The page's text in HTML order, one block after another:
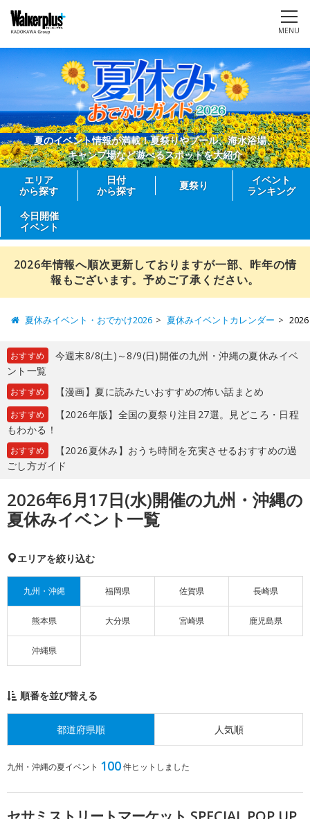
MENU
夏のイベント情報が満載！夏祭りやプール、海水浴場、
キャンプ場など遊べるスポットを大紹介
エリア
から探す
日付
から探す
夏祭り
イベント
ランキング
今日開催
イベント
2026年情報へ順次更新しておりますが一部、昨年の情
報もございます。予めご了承ください。
夏休みイベント・おでかけ2026 夏休みイベントカレンダー
おすすめ
今週末8/8(土)～8/9(日)開催の九州・沖縄の夏休みイベ
ント一覧
おすすめ 【漫画】夏に読みたいおすすめの怖い話まとめ
おすすめ
【2026年版】全国の夏祭り注目27選。見どころ・日程
もわかる！
おすすめ
【2026夏休み】おうち時間を充実させるおすすめの過
ごし方ガイド
2026年6月17日(水)開催の九州・沖縄の
夏休みイベント一覧
エリアを絞り込む
九州・沖縄 福岡県 佐賀県 長崎県
熊本県 大分県 宮崎県 鹿児島県
沖縄県
順番を並び替える
都道府県順 人気順
九州・沖縄の夏イベント 100件ヒットしました